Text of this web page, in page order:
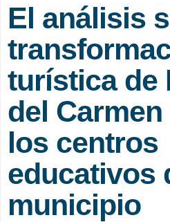
El análisis
turística de
del
los centros
educativos
municipio